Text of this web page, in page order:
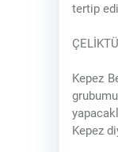
tertip
Kepez
Kepez